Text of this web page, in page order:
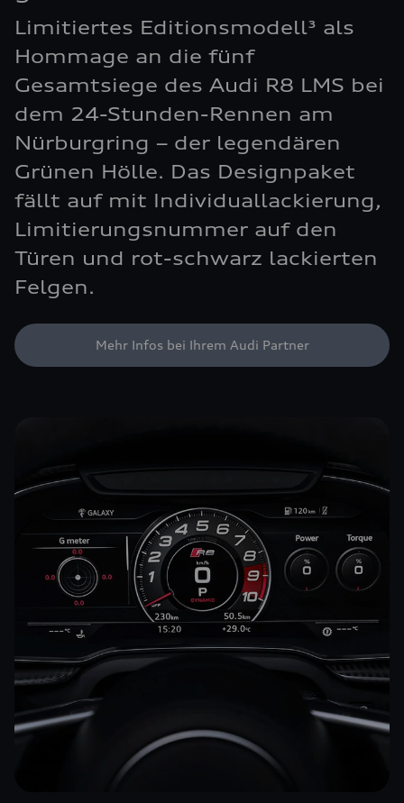
Limitiertes Editionsmodell³ als
Hommage an die fünf
Gesamtsiege des Audi R8 LMS bei
dem 24-Stunden-Rennen am
Nürburgring – der legendären
Grünen Hölle. Das Designpaket
fällt auf mit Individuallackierung,
Limitierungsnummer auf den
Türen und rot-schwarz lackierten
Felgen.
Mehr Infos bei Ihrem Audi Partner